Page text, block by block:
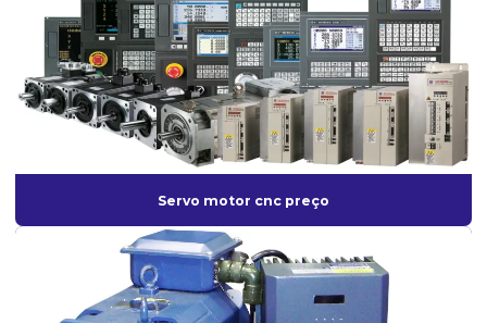
Servo motor cnc preço